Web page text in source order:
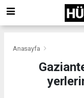
Anasayfa